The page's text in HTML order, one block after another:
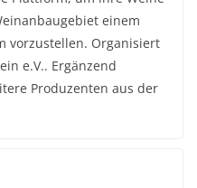
einem
vorzustellen. Organisiert
e.V.. Ergänzend
Produzenten aus der